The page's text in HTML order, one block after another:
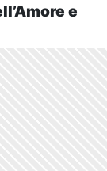
e